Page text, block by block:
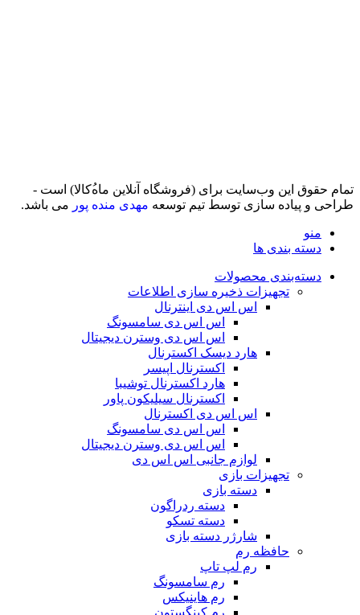
تمام حقوق اين وب‌سايت برای (فروشگاه آنلاین ماه‌‌‌‌‌‌ُکالا) است -
طراحی و پیاده سازی توسط تیم توسعه مهدی منده پور می باشد.
منو
دسته بندی ها
دسته‌بندی محصولات
تجهیزات ذخیره سازی اطلاعات
اس اس دی اینترنال
اس اس دی سامسونگ
اس اس دی وسترن دیجیتال
هارد دیسک اکسترنال
اکسترنال اپیسر
هارد اکسترنال توشیبا
اکسترنال سیلیکون پاور
اس اس دی اکسترنال
اس اس دی سامسونگ
اس اس دی وسترن دیجیتال
لوازم جانبی اس اس دی
تجهیزات بازی
دسته بازی
دسته ردراگون
دسته تسکو
شارژر دسته بازی
حافظه رم
رم لپ تاپ
رم سامسونگ
رم هاینیکس